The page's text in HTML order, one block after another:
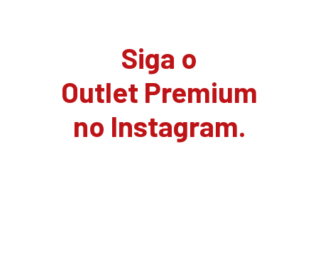
Siga o
Outlet Premium
no Instagram.